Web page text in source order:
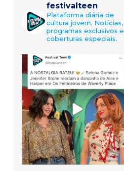
festivalteen
Plataforma diária de
cultura jovem. Notícias,
programas exclusivos e
coberturas especiais.